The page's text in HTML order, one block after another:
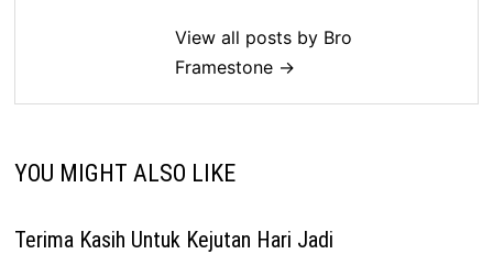
View all posts by Bro
Framestone →
YOU MIGHT ALSO LIKE
Terima Kasih Untuk Kejutan Hari Jadi